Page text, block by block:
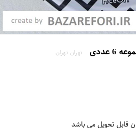
عددی تهران تهران
قابل تحویل می باشد